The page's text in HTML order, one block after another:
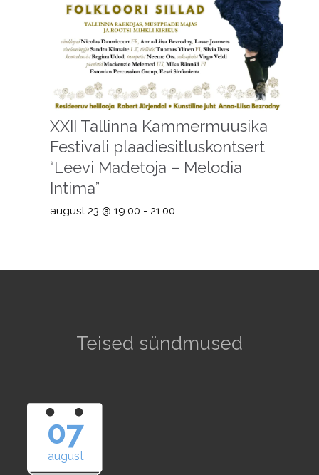
XXII Tallinna Kammermuusika
Festivali plaadiesitluskontsert
“Leevi Madetoja – Melodia
Intima”
august 23 @ 19:00 - 21:00
Teised sündmused
07
august